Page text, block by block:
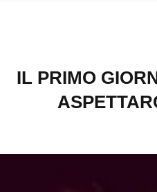
IL PRIMO